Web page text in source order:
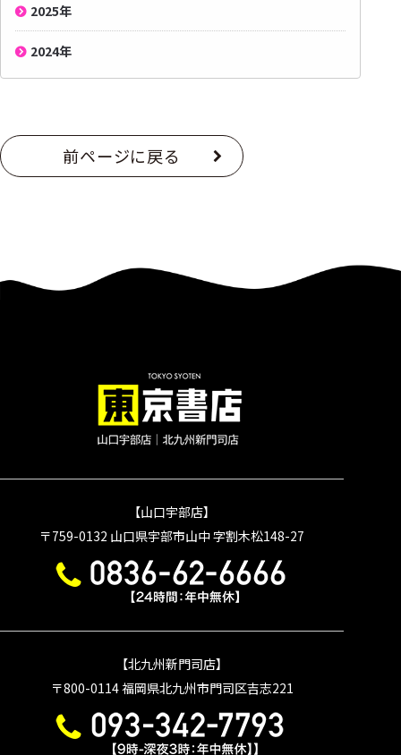
2025年
2024年
前ページに戻る
【山口宇部店】
〒759-0132 山口県宇部市山中 字割木松148-27
【北九州新門司店】
〒800-0114福岡県北九州市門司区吉志221